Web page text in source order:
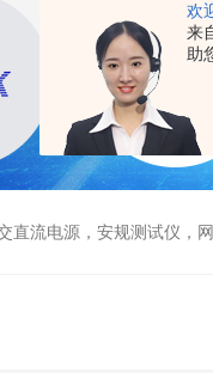
欢
来
助
源，安规测试仪，网络分析仪